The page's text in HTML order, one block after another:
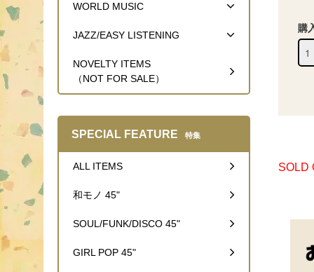
購
SOLD
WORLD MUSIC
JAZZ/EASY LISTENING
NOVELTY ITEMS
（NOT FOR SALE）
SPECIAL FEATURE 特集
ALL ITEMS
和モノ 45"
SOUL/FUNK/DISCO 45"
GIRL POP 45"